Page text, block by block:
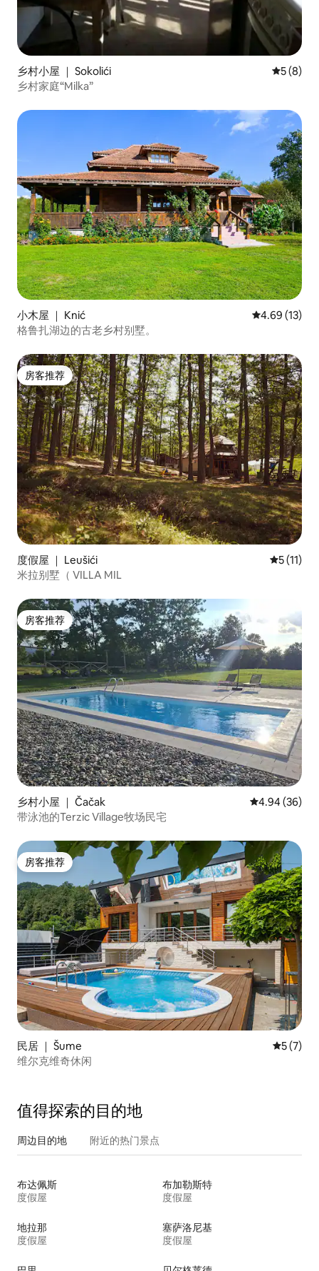
乡村小屋 ｜ Sokolići 平均评分
5 (8)
乡村家庭“Milka”
小木屋 ｜ Knić 平均评分
4.69 (13)
格鲁扎湖边的古老乡村别墅。
房客推荐
房客推荐
度假屋 ｜ Leušići 平均评分
5 (11)
米拉别墅（ VILLA MIL
房客推荐
房客推荐
乡村小屋 ｜ Čačak 平均评分 4.94
4.94 (36)
带泳池的Terzic Village牧场民宅
房客推荐
房客推荐
民居 ｜ Šume 平均评分
5 (7)
维尔克维奇休闲
值得探索的目的地
周边目的地 附近的热门景点
布达佩斯
度假屋
布加勒斯特
度假屋
地拉那
度假屋
塞萨洛尼基
度假屋